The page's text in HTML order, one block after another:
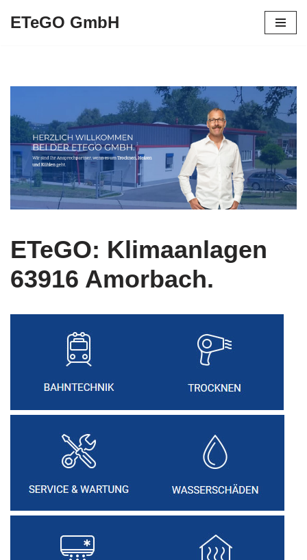
ETeGO GmbH
ETeGO: Klimaanlagen
63916 Amorbach.